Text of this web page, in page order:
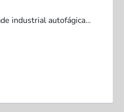
industrial autofágica…